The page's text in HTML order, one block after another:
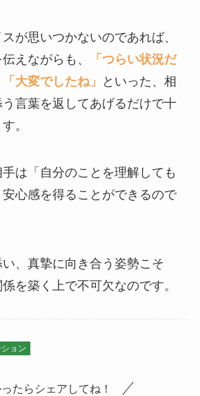
が思いつかないのであれば、
えながらも、
「つらい状況だ
大変でしたね」
といった、相
言葉を返してあげるだけで十
。
は「自分のことを理解しても
心感を得ることができるので
、真摯に向き合う姿勢こそ
を築く上で不可欠なのです。
ョン
たらシェアしてね！